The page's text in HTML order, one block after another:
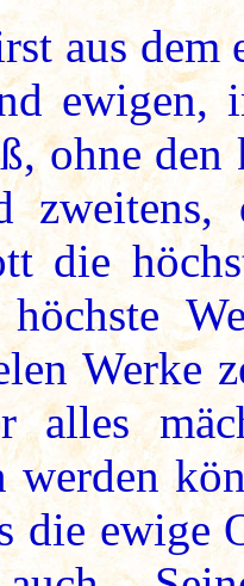
aus dem
ewigen,
ohne den
die
Werke
alles
werden
die ewige